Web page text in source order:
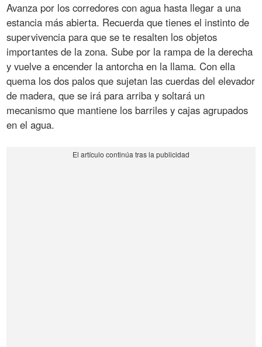
Avanza por los corredores con agua hasta llegar a una
estancia más abierta. Recuerda que tienes el instinto de
supervivencia para que se te resalten los objetos
importantes de la zona. Sube por la rampa de la derecha
y vuelve a encender la antorcha en la llama. Con ella
quema los dos palos que sujetan las cuerdas del elevador
de madera, que se irá para arriba y soltará un
mecanismo que mantiene los barriles y cajas agrupados
en el agua.